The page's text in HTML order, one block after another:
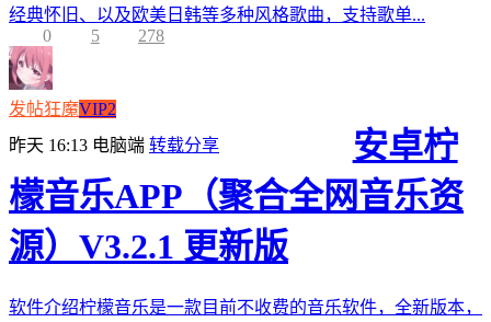
经典怀旧、以及欧美日韩等多种风格歌曲，支持歌单...
0
5 278
发帖狂魔VIP2
昨天 16:13 电脑端 转载分享
安卓柠
檬音乐APP（聚合全网音乐资
源）V3.2.1 更新版
软件介绍柠檬音乐是一款目前不收费的音乐软件，全新版本，